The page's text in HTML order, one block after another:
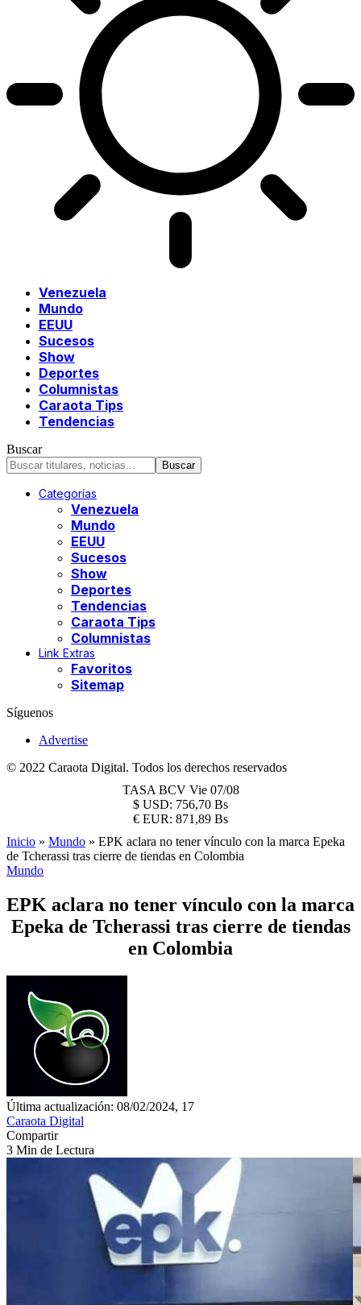
Venezuela
Mundo
EEUU
Sucesos
Show
Deportes
Columnistas
Caraota Tips
Tendencias
Buscar
Categorías
Venezuela
Mundo
EEUU
Sucesos
Show
Deportes
Tendencias
Caraota Tips
Columnistas
Link Extras
Favoritos
Sitemap
Síguenos
Advertise
© 2022 Caraota Digital. Todos los derechos reservados
TASA BCV Vie 07/08
$ USD: 756,70 Bs
€ EUR: 871,89 Bs
Inicio » Mundo » EPK aclara no tener vínculo con la marca Epeka
de Tcherassi tras cierre de tiendas en Colombia
Mundo
EPK aclara no tener vínculo con la marca
Epeka de Tcherassi tras cierre de tiendas
en Colombia
Última actualización: 08/02/2024, 17
Caraota Digital
Compartir
3 Min de Lectura